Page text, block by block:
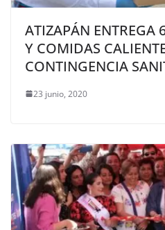
ATIZAPÁN ENTREGA
Y COMIDAS
CONTINGENCIA
23 junio, 2020